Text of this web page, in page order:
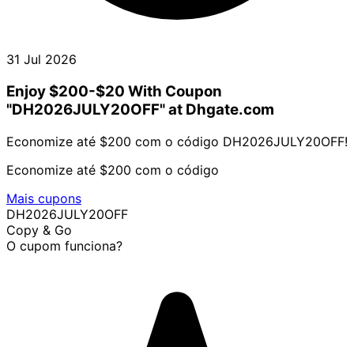
31 Jul 2026
Enjoy $200-$20 With Coupon
"DH2026JULY20OFF" at Dhgate.com
Economize até $200 com o código DH2026JULY20OFF!
Economize até $200 com o código
Mais cupons
DH2026JULY20OFF
Copy & Go
O cupom funciona?